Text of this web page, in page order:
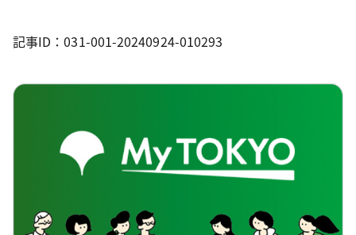
記事ID：031-001-20240924-010293